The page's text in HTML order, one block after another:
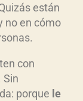
están
no en cómo
con
Sin
porque le